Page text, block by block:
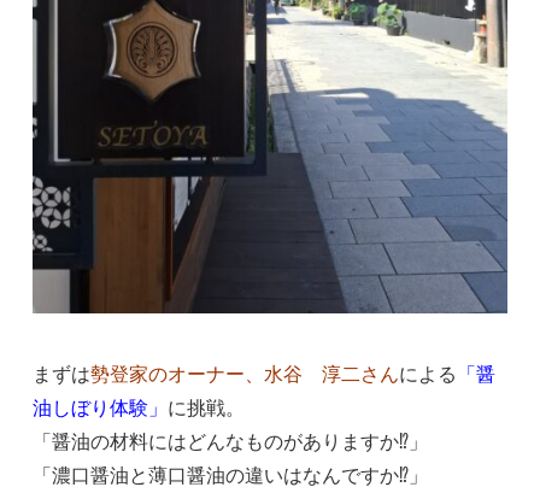
まずは勢登家のオーナー、水谷 淳二さんによる 「醤
油しぼり体験」 に挑戦。
「醤油の材料にはどんなものがありますか⁉」
「濃口醤油と薄口醤油の違いはなんですか⁉」